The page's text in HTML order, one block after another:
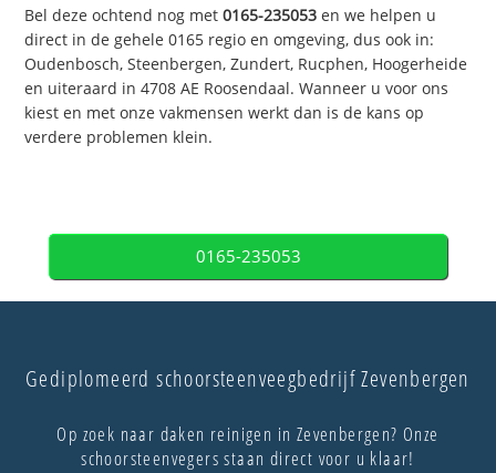
Bel deze ochtend nog met0165-235053 en we helpen u
direct in de gehele 0165 regio en omgeving, dus ook in:
Oudenbosch, Steenbergen, Zundert, Rucphen, Hoogerheide
en uiteraard in 4708 AE Roosendaal. Wanneer u voor ons
kiest en met onze vakmensen werkt dan is de kans op
verdere problemen klein.
0165-235053
Gediplomeerd schoorsteenveegbedrijf Zevenbergen
Op zoek naar daken reinigen in Zevenbergen? Onze
schoorsteenvegers staan direct voor u klaar!